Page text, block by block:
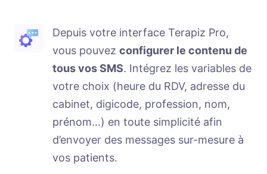
Depuis votre interface Terapiz Pro,
vous pouvez configurer le contenu de
tous vos SMS. Intégrez les variables de
votre choix (heure du RDV, adresse du
cabinet, digicode, profession, nom,
prénom…) en toute simplicité afin
d’envoyer des messages sur-mesure à
vos patients.